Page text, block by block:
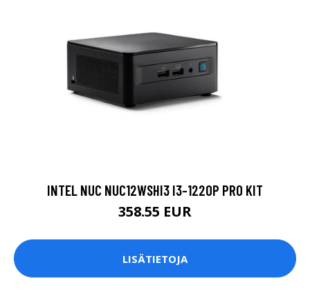
INTEL NUC NUC12WSHI3 I3-1220P PRO KIT
358.55 EUR
LISÄTIETOJA